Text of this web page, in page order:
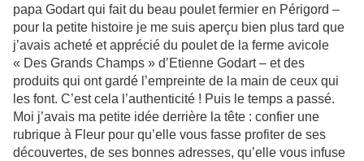
papa Godart qui fait du beau poulet fermier en Périgord –
pour la petite histoire je me suis aperçu bien plus tard que
j’avais acheté et apprécié du poulet de la ferme avicole
« Des Grands Champs » d’Etienne Godart – et des
produits qui ont gardé l’empreinte de la main de ceux qui
les font. C’est cela l’authenticité ! Puis le temps a passé.
Moi j’avais ma petite idée derrière la tête : confier une
rubrique à Fleur pour qu’elle vous fasse profiter de ses
découvertes, de ses bonnes adresses, qu’elle vous infuse